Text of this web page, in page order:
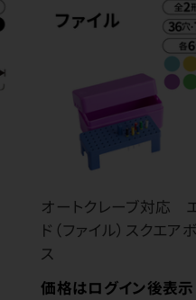
オートクレーブ対応
ド（ファイル）スクエア
ス
価格はログイン後表示